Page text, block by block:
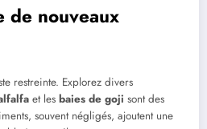
de nouveaux
restreinte. Explorez divers
et les baies de goji sont des
souvent négligés, ajoutent une